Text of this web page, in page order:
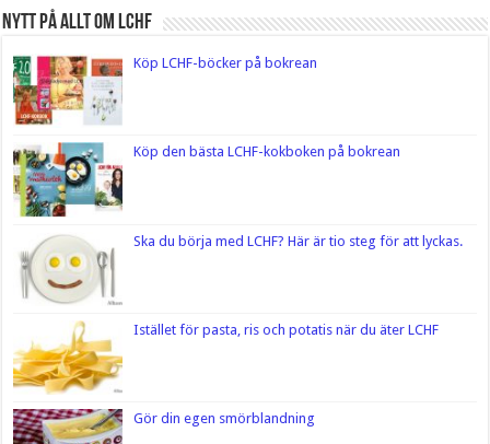
Nytt på Allt om LCHF
Köp LCHF-böcker på bokrean
Köp den bästa LCHF-kokboken på bokrean
Ska du börja med LCHF? Här är tio steg för att lyckas.
Istället för pasta, ris och potatis när du äter LCHF
Gör din egen smörblandning